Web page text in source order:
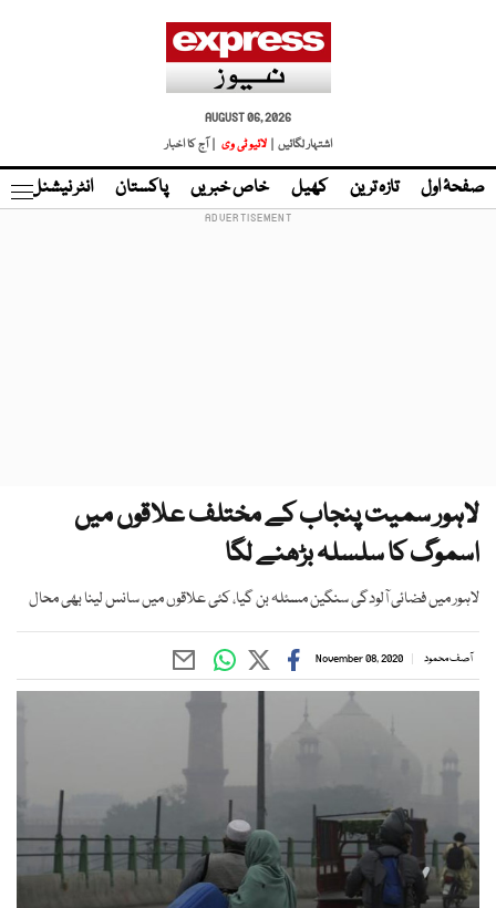
AUGUST 06, 2026
اشتہار لگائیں |
لائیو ٹی وی | آج کا اخبار
صفحۂ اول تازہ ترین کھیل خاص خبریں پاکستان انٹر نیشنل
لاہور سمیت پنجاب کے مختلف علاقوں میں
اسموگ کا سلسلہ بڑھنے لگا
لاہور میں فضائی آلودگی سنگین مسئلہ بن گیا، کئی علاقوں میں سانس لینا بھی محال
آصف محمود November 08, 2020